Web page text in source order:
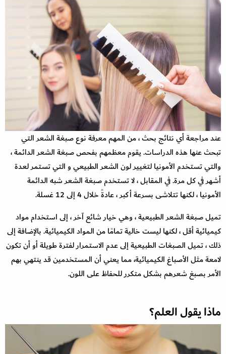
عند مراجعة أي نتائج بحث ، من المهم معرفة نوع صبغة الشعر التي
تبحث عنها هذه الدراسات. يقوم معظمهم بفحص صبغة الشعر الدائمة ،
والتي تستخدم الأمونيا لتغيير لون الشعر الطبيعي و التي تستمر لعدة
أشهر في كل مرة. في المقابل ، لا تستخدم صبغة الشعر شبه الدائمة
الأمونيا ، لكنها تتلاشى بسرعة أكبر ، عادةً خلال 4 إلى 12 غسلة.
تميل صبغة الشعر الطبيعية ، وهي خيار شائع آخر ، إلى استخدام مواد
كيميائية أقل ، لكنها ليست خالية تمامًا من المواد الكيميائية. بالإضافة إلى
ذلك ، تميل الصبغات الطبيعية إلى عدم الاستمرار لفترة طويلة أو أن تكون
لامعة مثل الأصباغ الكيميائية، مما يعني أن المستخدمين قد ينتهي بهم
الأمر بصبغ شعرهم بشكل متكرر للحفاظ على اللون.
ماذا يقول العلم؟